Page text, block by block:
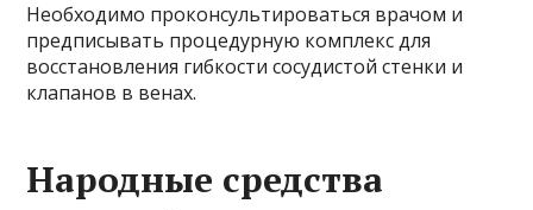
Необходимо проконсультироваться врачом и
предписывать процедурную комплекс для
восстановления гибкости сосудистой стенки и
клапанов в венах.
Народные средства